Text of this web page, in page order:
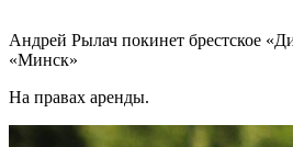
Андрей Рылач покинет брестское
«Минск»
На правах аренды.